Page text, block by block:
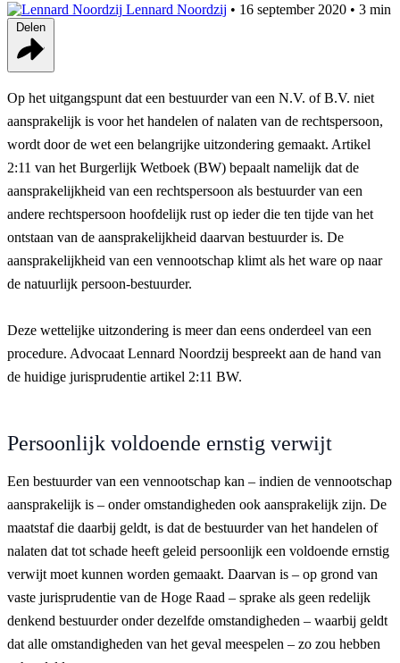
Lennard Noordzij • 16 september 2020 • 3 min
Op het uitgangspunt dat een bestuurder van een N.V. of B.V. niet
aansprakelijk is voor het handelen of nalaten van de rechtspersoon,
wordt door de wet een belangrijke uitzondering gemaakt. Artikel
2:11 van het Burgerlijk Wetboek (BW) bepaalt namelijk dat de
aansprakelijkheid van een rechtspersoon als bestuurder van een
andere rechtspersoon hoofdelijk rust op ieder die ten tijde van het
ontstaan van de aansprakelijkheid daarvan bestuurder is. De
aansprakelijkheid van een vennootschap klimt als het ware op naar
de natuurlijk persoon-bestuurder.
Deze wettelijke uitzondering is meer dan eens onderdeel van een
procedure. Advocaat Lennard Noordzij bespreekt aan de hand van
de huidige jurisprudentie artikel 2:11 BW.
Persoonlijk voldoende ernstig verwijt
Een bestuurder van een vennootschap kan – indien de vennootschap
aansprakelijk is – onder omstandigheden ook aansprakelijk zijn. De
maatstaf die daarbij geldt, is dat de bestuurder van het handelen of
nalaten dat tot schade heeft geleid persoonlijk een voldoende ernstig
verwijt moet kunnen worden gemaakt. Daarvan is – op grond van
vaste jurisprudentie van de Hoge Raad – sprake als geen redelijk
denkend bestuurder onder dezelfde omstandigheden – waarbij geldt
dat alle omstandigheden van het geval meespelen – zo zou hebben